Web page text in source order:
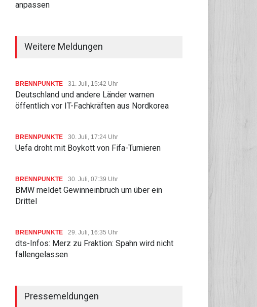
anpassen
Weitere Meldungen
BRENNPUNKTE 31. Juli, 15:42 Uhr
Deutschland und andere Länder warnen
öffentlich vor IT-Fachkräften aus Nordkorea
BRENNPUNKTE 30. Juli, 17:24 Uhr
Uefa droht mit Boykott von Fifa-Turnieren
BRENNPUNKTE 30. Juli, 07:39 Uhr
BMW meldet Gewinneinbruch um über ein
Drittel
BRENNPUNKTE 29. Juli, 16:35 Uhr
dts-Infos: Merz zu Fraktion: Spahn wird nicht
fallengelassen
Pressemeldungen